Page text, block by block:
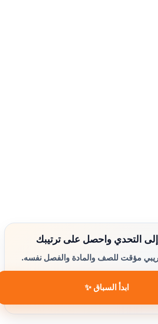
التحدي واحصل على ترتيبك
مؤقت للصف والمادة والفصل نفسه.
ابدأ السباق ✨